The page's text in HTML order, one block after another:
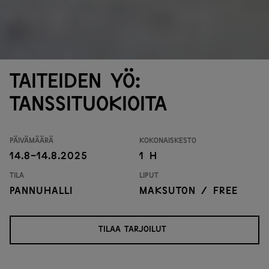
Taiteiden yö:
tanssituokioita
Päivämäärä
14.8-14.8.2025
Kokonaiskesto
1 H
Tila
Pannuhalli
Liput
Maksuton / free
TILAA TARJOILUT